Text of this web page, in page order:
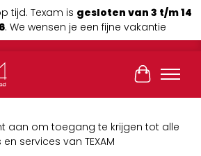
tijd. Texam is gesloten van 3 t/m 14
. We wensen je een fijne vakantie
aan om toegang te krijgen tot alle
services van TEXAM